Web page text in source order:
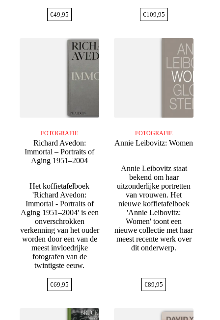
€49,95 €109,95
FOTOGRAFIE
Richard Avedon:
Immortal – Portraits of
Aging 1951–2004
Het koffietafelboek
'Richard Avedon:
Immortal - Portraits of
Aging 1951–2004' is een
onverschrokken
verkenning van het ouder
worden door een van de
meest invloedrijke
fotografen van de
twintigste eeuw.
€69,95
FOTOGRAFIE
Annie Leibovitz: Women
Annie Leibovitz staat
bekend om haar
uitzonderlijke portretten
van vrouwen. Het
nieuwe koffietafelboek
'Annie Leibovitz:
Women' toont een
nieuwe collectie met haar
meest recente werk over
dit onderwerp.
€89,95